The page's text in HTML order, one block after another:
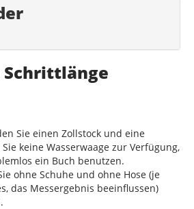
Sie einen Zollstock und eine
keine Wasserwaage zur Verfügung,
ein Buch benutzen.
ohne Schuhe und ohne Hose (je
das Messergebnis beeinflussen)